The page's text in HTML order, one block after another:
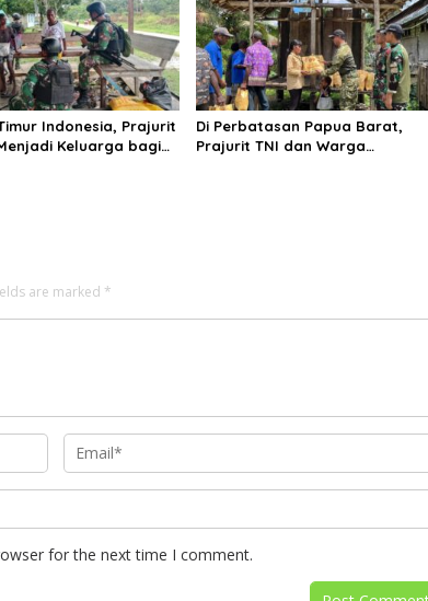
Indonesia, Prajurit
Keluarga bagi
Di Perbatasan Papua Barat,
Prajurit TNI dan Warga
are marked *
for the next time I comment.